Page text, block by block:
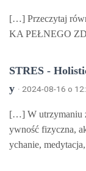
[…] Przeczytaj
KA PEŁNEGO
STRES -
y · 2024-08-16 o
[…] W utrzymaniu
ywność fizyczna,
ychanie,